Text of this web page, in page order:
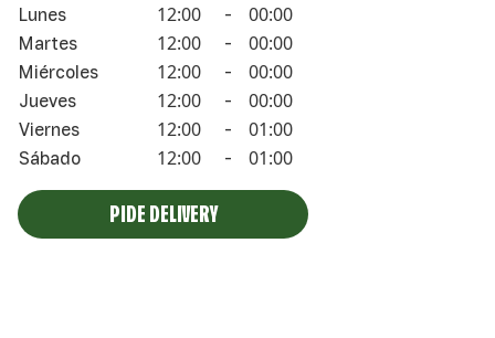
Lunes 12:00 - 00:00
Martes 12:00 - 00:00
Miércoles 12:00 - 00:00
Jueves 12:00 - 00:00
Viernes 12:00 - 01:00
Sábado 12:00 - 01:00
PIDE DELIVERY